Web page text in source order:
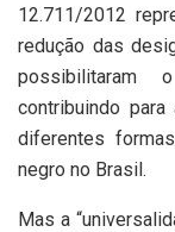
12.711/2012
redução das
possibilitaram
contribuindo
diferentes
negro no Brasil.
Mas a